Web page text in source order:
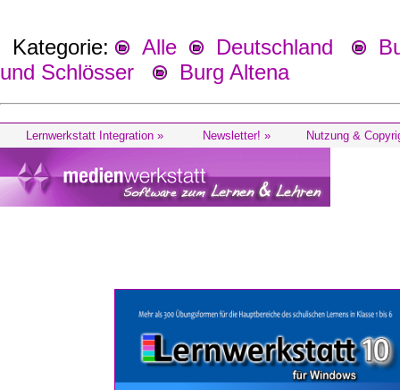
Kategorie: Alle Deutschland
und Schlösser
Burg Altena
Lernwerkstatt Integration » Newsletter! » Nutzung &